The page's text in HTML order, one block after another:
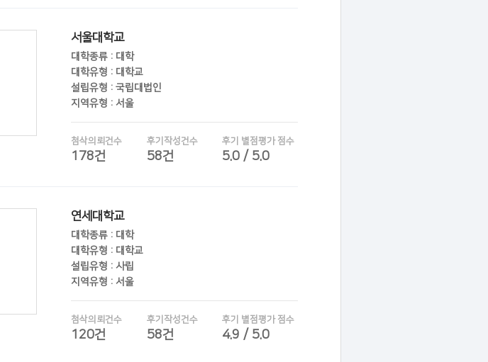
서울대학교
대학종류 : 대학
대학유형 : 대학교
설립유형 : 국립대법인
지역유형 : 서울
첨삭의뢰건수
178건
후기작성건수
58건
후기 별점평가 점수
5.0 / 5.0
연세대학교
대학종류 : 대학
대학유형 : 대학교
설립유형 : 사립
지역유형 : 서울
첨삭의뢰건수
120건
후기작성건수
58건
후기 별점평가 점수
4.9 / 5.0